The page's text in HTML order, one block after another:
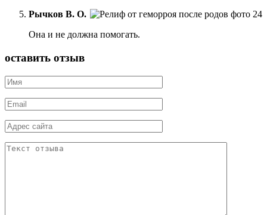
Рычков В. О.
Она и не должна помогать.
оставить отзыв